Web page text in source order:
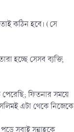
কঠিন হবে। (সে
হচ্ছে সেসব ব্যক্তি,
পেরেছি; ফিতনার সময়ে
এটা থেকে নিজেকে
সবাই সুন্নাহকে